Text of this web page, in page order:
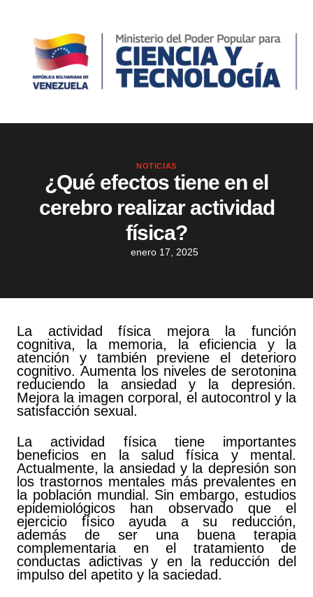
NOTICIAS
¿Qué efectos tiene en el
cerebro realizar actividad
física?
enero 17, 2025
La actividad física mejora la función
cognitiva, la memoria, la eficiencia y la
atención y también previene el deterioro
cognitivo. Aumenta los niveles de serotonina
reduciendo la ansiedad y la depresión.
Mejora la imagen corporal, el autocontrol y la
satisfacción sexual.
La actividad física tiene importantes
beneficios en la salud física y mental.
Actualmente, la ansiedad y la depresión son
los trastornos mentales más prevalentes en
la población mundial. Sin embargo, estudios
epidemiológicos han observado que el
ejercicio físico ayuda a su reducción,
además de ser una buena terapia
complementaria en el tratamiento de
conductas adictivas y en la reducción del
impulso del apetito y la saciedad.